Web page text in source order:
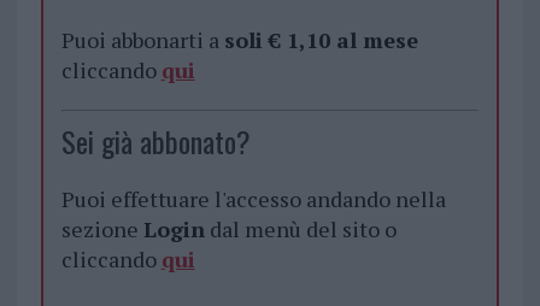
Puoi abbonarti a soli € 1,10 al mese
cliccando qui
Sei già abbonato?
Puoi effettuare l'accesso andando nella
sezione Logindal menù del sito o
cliccando qui